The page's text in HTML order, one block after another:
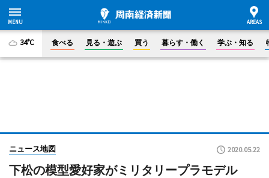
34°C 食べる 見る・遊ぶ 買う 暮らす・働く 学ぶ・知る
ニュース地図 2020.05.22
下松の模型愛好家がミリタリープラモデル